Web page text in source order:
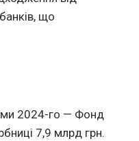
що
2024-го — Фонд
7,9 млрд грн.